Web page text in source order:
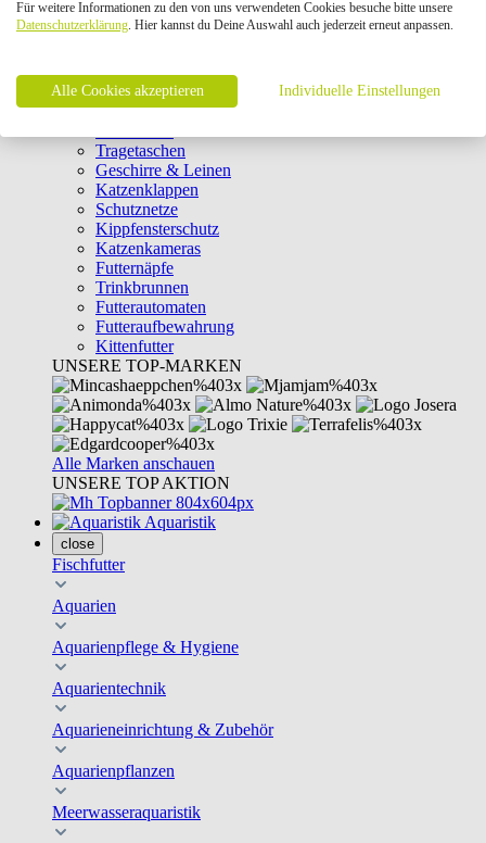
Intelligenzspielzeug
Laserpointer & Elektrospielzeug
Clicker & Target Sticks für Katzen
Weiteres Katzenspielzeug
Transportboxen
Tragetaschen
Geschirre & Leinen
Katzenklappen
Schutznetze
Kippfensterschutz
Katzenkameras
Futternäpfe
Trinkbrunnen
Futterautomaten
Futteraufbewahrung
Kittenfutter
UNSERE TOP-MARKEN
Alle Marken anschauen
UNSERE TOP AKTION
Aquaristik
close
Fischfutter
Aquarien
Aquarienpflege & Hygiene
Aquarientechnik
Aquarieneinrichtung & Zubehör
Aquarienpflanzen
Meerwasseraquaristik
Für weitere Informationen zu den von uns verwendeten Cookies besuche bitte unsere
Datenschutzerklärung. Hier kannst du Deine Auswahl auch jederzeit erneut anpassen.
Alle Cookies akzeptieren Individuelle Einstellungen